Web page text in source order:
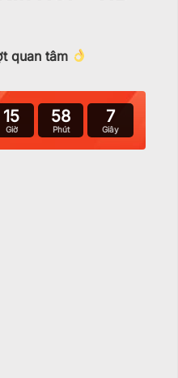
quan tâm
15
Giờ
58
Phút
5
Giây